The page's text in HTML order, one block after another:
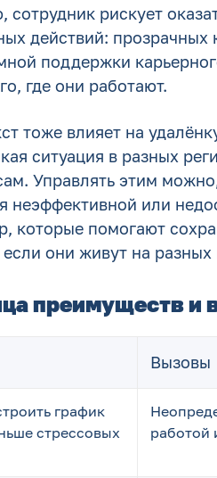
рискует
действий: прозрачных
поддержки
где они работают.
тоже влияет на
ситуация в разных
Управлять этим
неэффективной или
которые помогают
они живут на разных
преимуществ и
Вызовы
график
стрессовых
работой